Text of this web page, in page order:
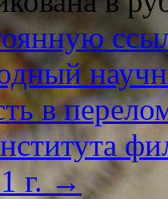
в
г.→